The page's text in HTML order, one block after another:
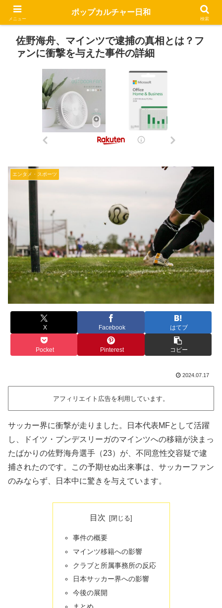
佐野海舟、マインツで逮捕の真相とは？フ
ァンに衝撃を与えた事件の詳細
エンタメ・スポーツ
X Facebook はてブ
Pocket Pinterest コピー
2024.07.17
アフィリエイト広告を利用しています。
サッカー界に衝撃が走りました。日本代表MFとして活躍
し、ドイツ・ブンデスリーガのマインツへの移籍が決まっ
たばかりの佐野海舟選手（23）が、不同意性交容疑で逮
捕されたのです。この予期せぬ出来事は、サッカーファン
のみならず、日本中に驚きを与えています。
目次
事件の概要
マインツ移籍への影響
クラブと所属事務所の反応
日本サッカー界への影響
今後の展開
メニュー
ポップカルチャー日和
検索